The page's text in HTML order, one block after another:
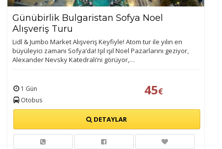
Günübirlik Bulgaristan Sofya Noel
Alışveriş Turu
Lidl & Jumbo Market Alışveriş Keyfiyle! Atom tur ile yılın en
büyüleyici zamanı Sofya’da! Işıl ışıl Noel Pazarlarını geziyor,
Alexander Nevsky Katedrali’ni görüyor,…
1 Gün
Otobus
45€
DETAYLAR